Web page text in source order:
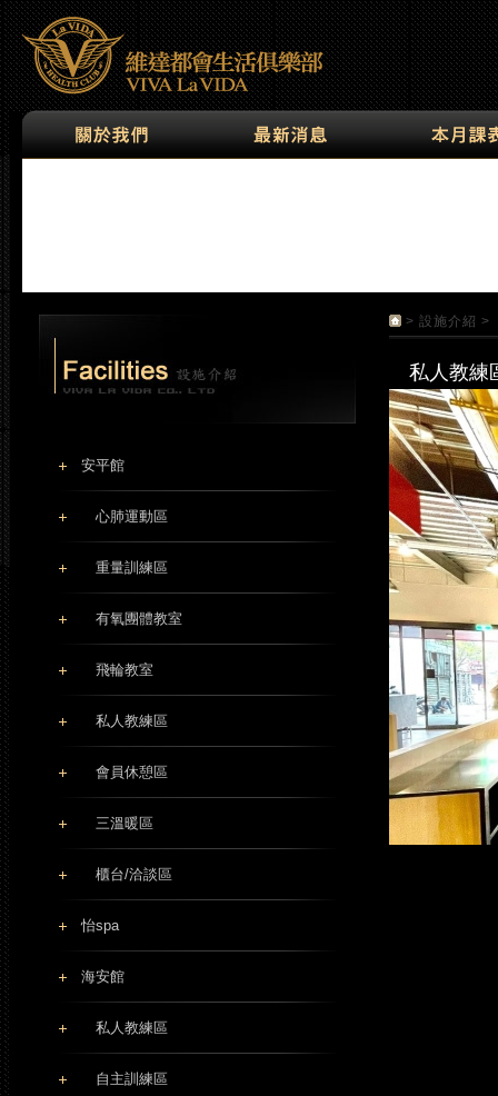
> 設施介紹 >
私人教練
安平館
心肺運動區
重量訓練區
有氧團體教室
飛輪教室
私人教練區
會員休憩區
三溫暖區
櫃台/洽談區
怡spa
海安館
私人教練區
自主訓練區